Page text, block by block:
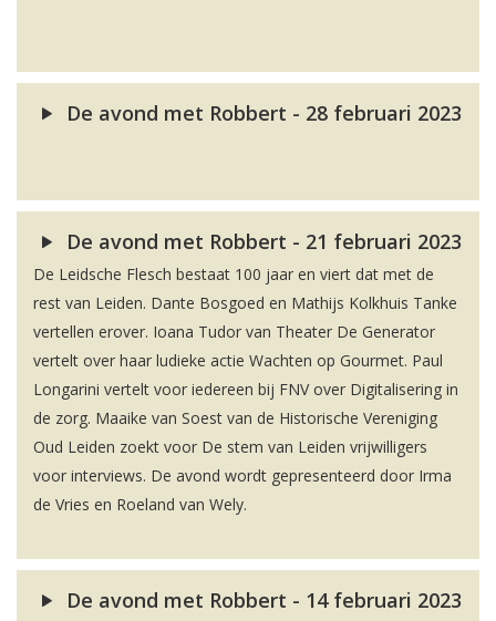
De avond met Robbert - 28 februari 2023
De avond met Robbert - 21 februari 2023
De Leidsche Flesch bestaat 100 jaar en viert dat met de
rest van Leiden. Dante Bosgoed en Mathijs Kolkhuis Tanke
vertellen erover. Ioana Tudor van Theater De Generator
vertelt over haar ludieke actie Wachten op Gourmet. Paul
Longarini vertelt voor iedereen bij FNV over Digitalisering in
de zorg. Maaike van Soest van de Historische Vereniging
Oud Leiden zoekt voor De stem van Leiden vrijwilligers
voor interviews. De avond wordt gepresenteerd door Irma
de Vries en Roeland van Wely.
De avond met Robbert - 14 februari 2023